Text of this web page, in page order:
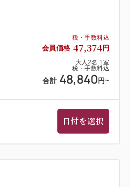
税・手数料込
会員価格 47,374 円
大人 2名 1室
税・手数料込
合計 48,840 円~
日付を選択